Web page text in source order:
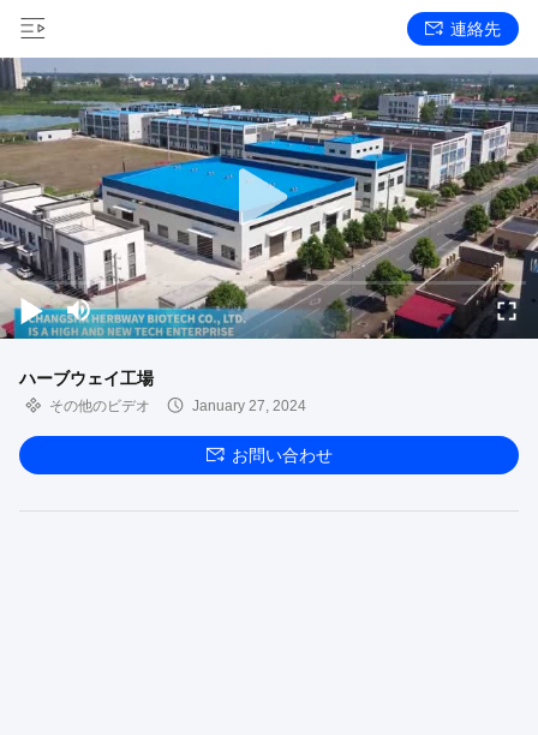
連絡先
ハーブウェイ工場
その他のビデオ January 27, 2024
お問い合わせ